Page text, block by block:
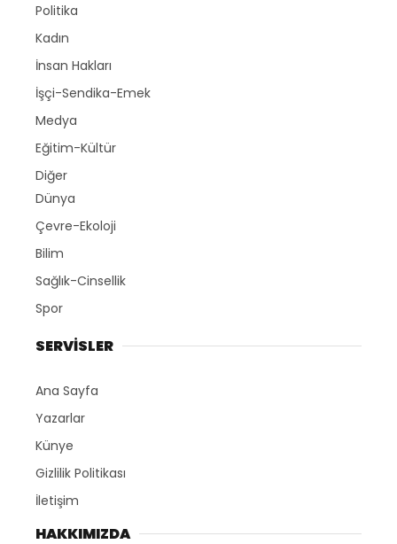
Politika
Kadın
İnsan Hakları
İşçi-Sendika-Emek
Medya
Eğitim-Kültür
Diğer
Dünya
Çevre-Ekoloji
Bilim
Sağlık-Cinsellik
Spor
SERVİSLER
Ana Sayfa
Yazarlar
Künye
Gizlilik Politikası
İletişim
HAKKIMIZDA